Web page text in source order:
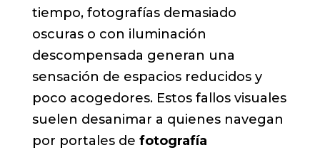
tiempo, fotografías demasiado
oscuras o con iluminación
descompensada generan una
sensación de espacios reducidos y
poco acogedores. Estos fallos visuales
suelen desanimar a quienes navegan
por portales de fotografía